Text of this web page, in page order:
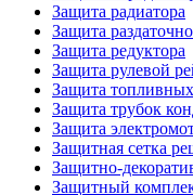
Защита радиатора
Защита
Защита редуктора
Защита рулевой
Защита
Защита трубок
Защита
Защитная сетка
Защитно-
Защитный